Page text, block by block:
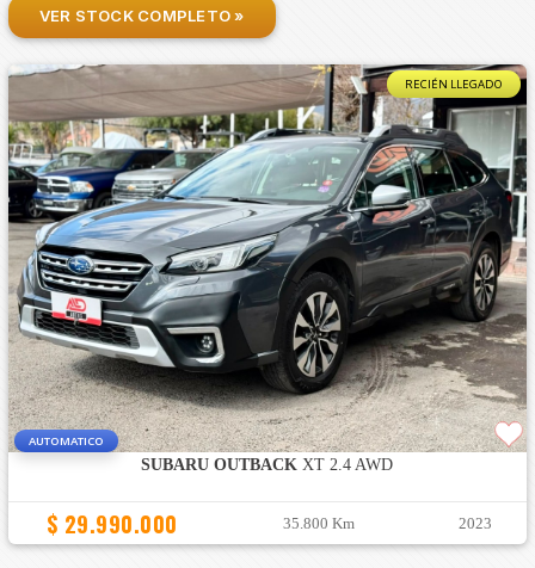
VER STOCK COMPLETO »
RECIÉN LLEGADO
AUTOMATICO
SUBARU OUTBACK XT 2.4 AWD
$ 29.990.000 35.800 Km 2023